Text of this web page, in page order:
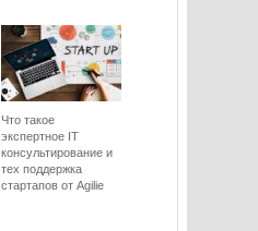
Что такое
экспертное IT
консультирование и
тех поддержка
стартапов от Agilie